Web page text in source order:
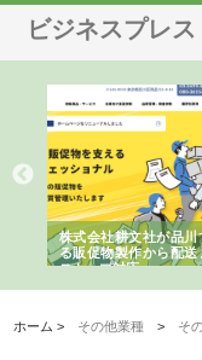
ビジネスプレス
株式会社耕文社が品川
る販促物製作から配送
ストップ対応
ホーム > その他業種 > そ